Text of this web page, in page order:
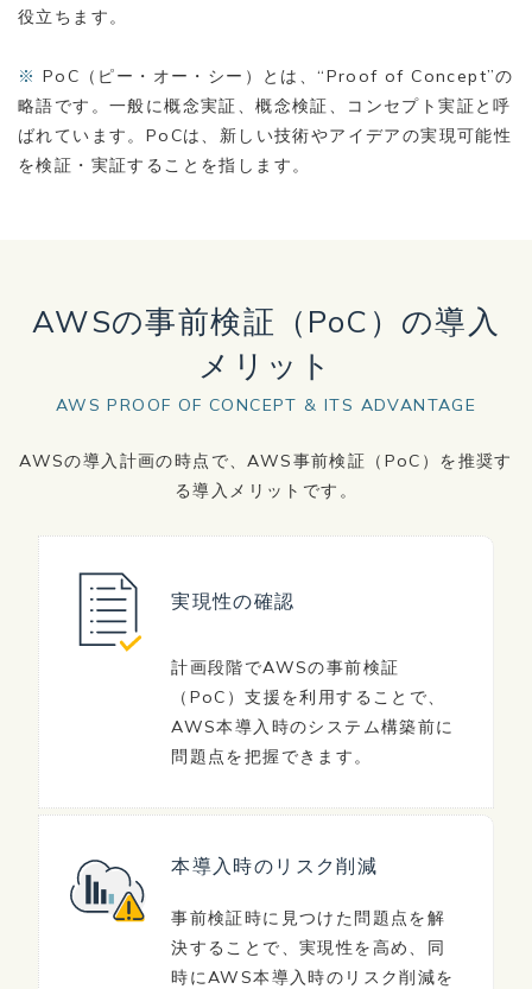
役立ちます。
※ PoC（ピー・オー・シー）とは、“Proof of Concept”の
略語です。一般に概念実証、概念検証、コンセプト実証と呼
ばれています。PoCは、新しい技術やアイデアの実現可能性
を検証・実証することを指します。
AWSの事前検証（PoC）の導入
メリット
AWS PROOF OF CONCEPT & ITS ADVANTAGE
AWSの導入計画の時点で、AWS事前検証（PoC）を推奨す
る導入メリットです。
実現性の確認
計画段階でAWSの事前検証
（PoC）支援を利用することで、
AWS本導入時のシステム構築前に
問題点を把握できます。
本導入時の リスク削減
事前検証時に見つけた問題点を解
決することで、実現性を高め、同
時にAWS本導入時のリスク削減を